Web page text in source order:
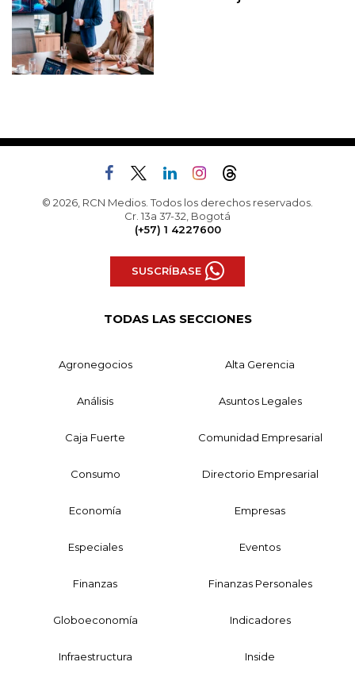
© 2026, RCN Medios. Todos los derechos reservados.
Cr. 13a 37-32, Bogotá
(+57) 1 4227600
SUSCRÍBASE
TODAS LAS SECCIONES
Agronegocios Alta Gerencia
Análisis Asuntos Legales
Caja Fuerte Comunidad Empresarial
Consumo Directorio Empresarial
Economía Empresas
Especiales Eventos
Finanzas Finanzas Personales
Globoeconomía Indicadores
Infraestructura Inside